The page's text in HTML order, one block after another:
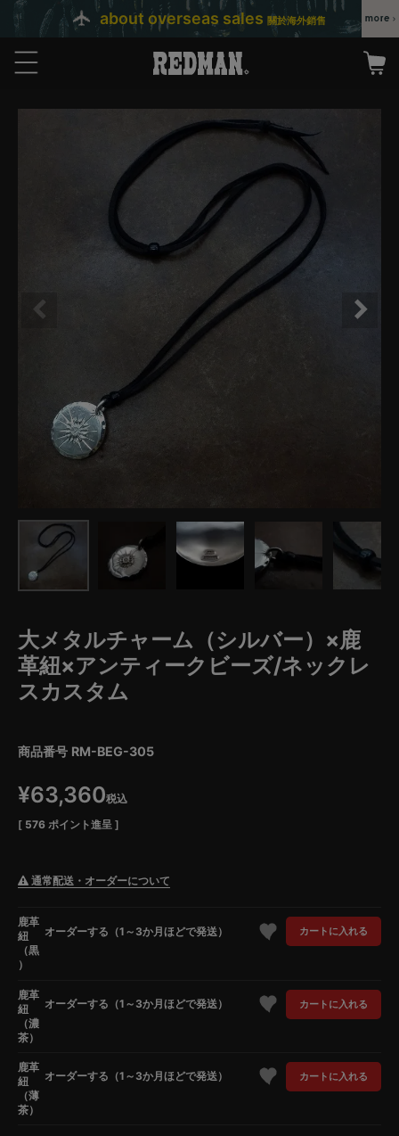
about overseas sales 關於海外銷售
大メタルチャーム（シルバー）×鹿
革紐×アンティークビーズ/ネックレ
スカスタム
商品番号 RM-BEG-305
¥63,360税込
[ 576 ポイント進呈 ]
通常配送・オーダーについて
鹿革
紐
（黒
）
オーダーする（1～3か月ほどで発送） カートに入れる
鹿革
紐
（濃
茶）
オーダーする（1～3か月ほどで発送） カートに入れる
鹿革
紐
（薄
茶）
オーダーする（1～3か月ほどで発送） カートに入れる